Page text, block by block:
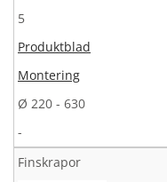
5
Produktblad
Montering
Ø 220 - 630
-
Finskrapor